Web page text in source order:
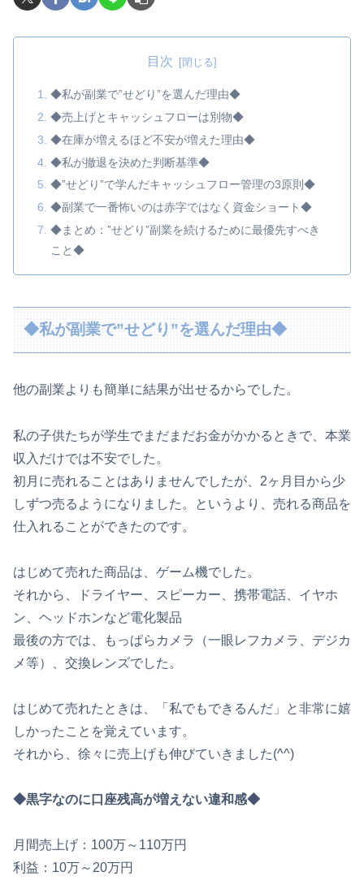
目次
◆私が副業で”せどり”を選んだ理由◆
◆売上げとキャッシュフローは別物◆
◆在庫が増えるほど不安が増えた理由◆
◆私が撤退を決めた判断基準◆
◆”せどり”で学んだキャッシュフロー管理の3原則◆
◆副業で一番怖いのは赤字ではなく資金ショート◆
◆まとめ：”せどり”副業を続けるために最優先すべき
こと◆
◆私が副業で”せどり”を選んだ理由◆
他の副業よりも簡単に結果が出せるからでした。
私の子供たちが学生でまだまだお金がかかるときで、本業
収入だけでは不安でした。
初月に売れることはありませんでしたが、2ヶ月目から少
しずつ売るようになりました。というより、売れる商品を
仕入れることができたのです。
はじめて売れた商品は、ゲーム機でした。
それから、ドライヤー、スピーカー、携帯電話、イヤホ
ン、ヘッドホンなど電化製品
最後の方では、もっぱらカメラ（一眼レフカメラ、デジカ
メ等）、交換レンズでした。
はじめて売れたときは、「私でもできるんだ」と非常に嬉
しかったことを覚えています。
それから、徐々に売上げも伸びていきました(^^)
◆黒字なのに口座残高が増えない違和感◆
月間売上げ：100万～110万円
利益：10万～20万円